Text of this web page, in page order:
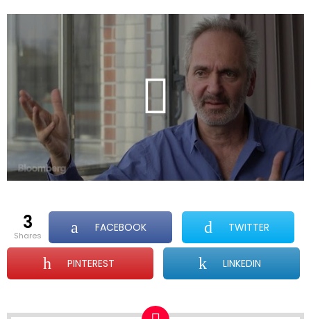
3
shares
FACEBOOK TWITTER
PINTEREST LINKEDIN